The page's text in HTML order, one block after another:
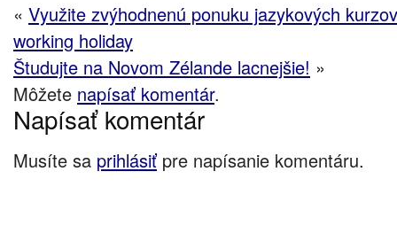
« Využite zvýhodnenú ponuku jazykových
working holiday
Študujte na Novom Zélande lacnejšie! »
Môžete napísať komentár.
Napísať komentár
Musíte sa prihlásiť pre napísanie komentáru.